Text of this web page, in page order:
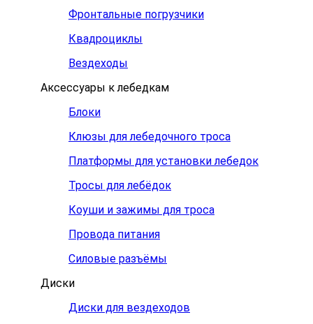
Фронтальные погрузчики
Квадроциклы
Вездеходы
Аксессуары к лебедкам
Блоки
Клюзы для лебедочного троса
Платформы для установки лебедок
Тросы для лебёдок
Коуши и зажимы для троса
Провода питания
Силовые разъёмы
Диски
Диски для вездеходов